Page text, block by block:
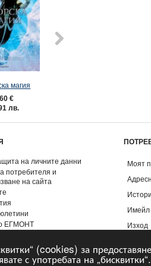
(cookies) за
с употребата на „бисквитки“.
магия
€
лв.
на личните данни
потребителя и
на сайта
ЕГМОНТ
Моят
Имейл
Изход